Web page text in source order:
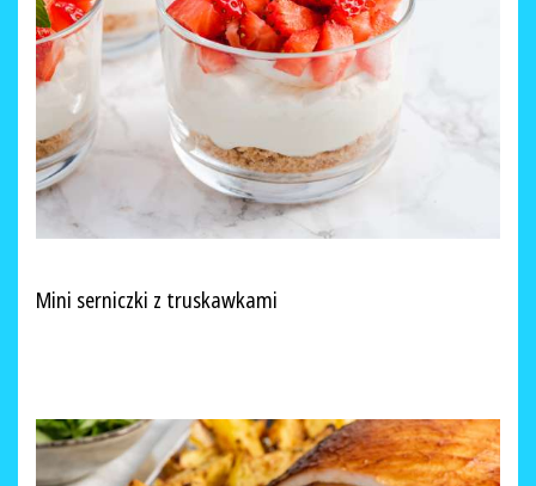
Mini serniczki z truskawkami